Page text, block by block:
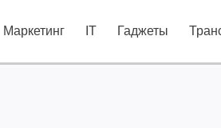
Маркетинг IT Гаджеты